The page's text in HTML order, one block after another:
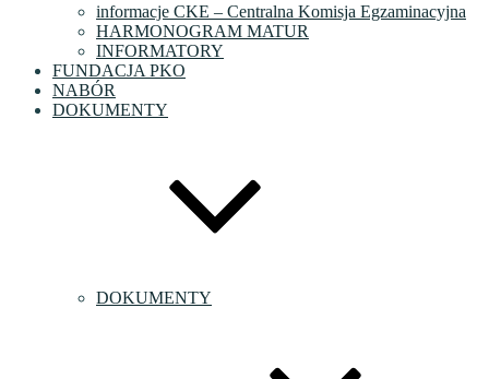
informacje CKE – Centralna Komisja Egzaminacyjna
HARMONOGRAM MATUR
INFORMATORY
FUNDACJA PKO
NABÓR
DOKUMENTY
DOKUMENTY